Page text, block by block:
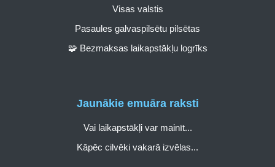
Visas valstis
Pasaules galvaspilsētu pilsētas
🧩 Bezmaksas laikapstākļu logrīks
Jaunākie emuāra raksti
Vai laikapstākļi var mainīt...
Kāpēc cilvēki vakarā izvēlas...